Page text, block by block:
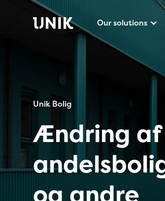
Our solutions
Unik Bolig
Ændring af
og andre